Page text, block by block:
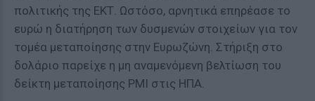
πολιτικής της ΕΚΤ. Ωστόσο, αρνητικά επηρέασε το
ευρώ η διατήρηση των δυσμενών στοιχείων για τον
τομέα μεταποίησης στην Ευρωζώνη. Στήριξη στο
δολάριο παρείχε η μη αναμενόμενη βελτίωση του
δείκτη μεταποίησης PMI στις ΗΠΑ.